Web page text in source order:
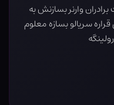
وارنر بسازنش به
سریالو بسازه معلوم